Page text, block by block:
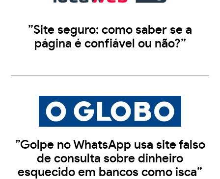
”Site seguro: como saber se a
página é confiável ou não?”
”Golpe no WhatsApp usa site falso
de consulta sobre dinheiro
esquecido em bancos como isca”